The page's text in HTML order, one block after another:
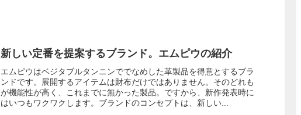
新しい定番を提案するブランド。エムピウの紹介
エムピウはベジタブルタンニンででなめした革製品を得意とするブラ
ンドです。展開するアイテムは財布だけではありません。そのどれも
が機能性が高く、これまでに無かった製品。ですから、新作発表時に
はいつもワクワクします。ブランドのコンセプトは、新しい...